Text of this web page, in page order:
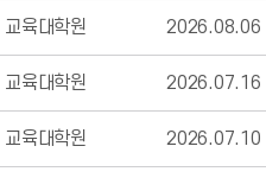
교육대학원 2026.08.06
교육대학원 2026.07.16
교육대학원 2026.07.10